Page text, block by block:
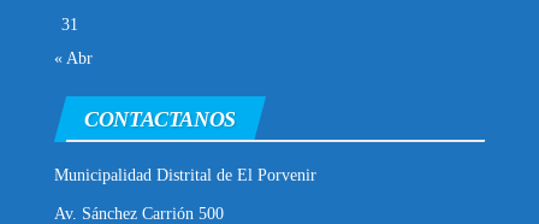
31
« Abr
CONTACTANOS
Municipalidad Distrital de El Porvenir
Av. Sánchez Carrión 500